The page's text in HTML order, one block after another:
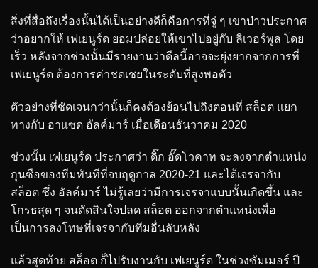
สิ่งที่สื่อถึงเรื่องนั้นได้เป็นอย่างดีก็คือการที่จู่ ๆ เขาป่าวประกาศ
ว่าอยากให้ เฟเยนูร์ด ยอมปล่อยให้เขาไปอยู่กับ ลิเวอร์พูล โดย
เร็ว หลังจากช่วงนั้นมีรายงานว่าดีลนี้อาจจะยุ่งยากจากการที่
เฟเยนูร์ด ต้องการค่าชดเชยในระดับที่สูงพอตัว
ตัวอย่างที่ชัดเจนกว่านั้นก็คงต้องย้อนไปถึงตอนที่ สล็อต แยก
ทางกับ อาแซด อัลค์มาร์ เมื่อเดือนธันวาคม 2020
ช่วงนั้น เฟเยนูร์ด ประกาศว่า ดิ๊ก อั๊ดโวคาท จะลงจากตำแหน่ง
กุนซือของทีมทันทีที่จบฤดูกาล 2020-21 และได้เจรจากับ
สล็อต ซึ่ง อัลค์มาร์ ไม่รู้เลยว่ามีการเจรจาแบบนั้นเกิดขึ้น และ
โกรธสุด ๆ จนตัดสินใจปลด สล็อต ออกจากตำแหน่งเพื่อ
เป็นการลงโทษที่เจรจากับทีมอื่นลับหลัง
แล้วสุดท้าย สล็อต ก็ไปรับงานกับ เฟเยนูร์ด ในช่วงซัมเมอร์ ปี